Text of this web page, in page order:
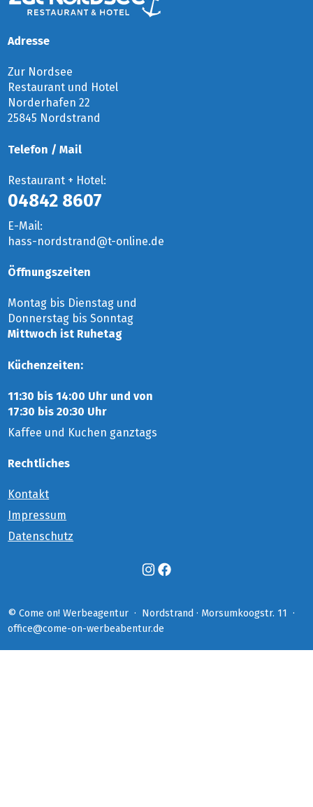
Adresse
Zur Nordsee
Restaurant und Hotel
Norderhafen 22
25845 Nordstrand
Telefon / Mail
Restaurant + Hotel:
04842 8607
E-Mail:
hass-nordstrand@t-online.de
Öffnungszeiten
Montag bis Dienstag und
Donnerstag bis Sonntag
Mittwoch ist Ruhetag
Küchenzeiten:
11:30 bis 14:00 Uhr und von
17:30 bis 20:30 Uhr
Kaffee und Kuchen ganztags
Rechtliches
Kontakt
Impressum
Datenschutz
© Come on! Werbeagentur  ·  Nordstrand · Morsumkoogstr. 11  ·
office@come-on-werbeabentur.de